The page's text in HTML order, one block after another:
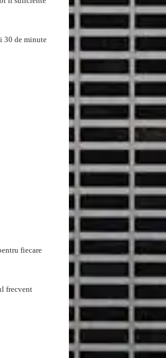
30 de minute
fiecare
frecvent